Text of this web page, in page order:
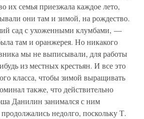
их семья приезжала каждое лето,
они там и зимой, на рождество.
сад с ухоженными клумбами, —
там и оранжерея. Но никакого
мы не выписывали, для работы
из местных крестьян. И все это
класса, чтобы зимой выращивать
также, что действительно
Данилин занимался с ним
недолго, поскольку Т.